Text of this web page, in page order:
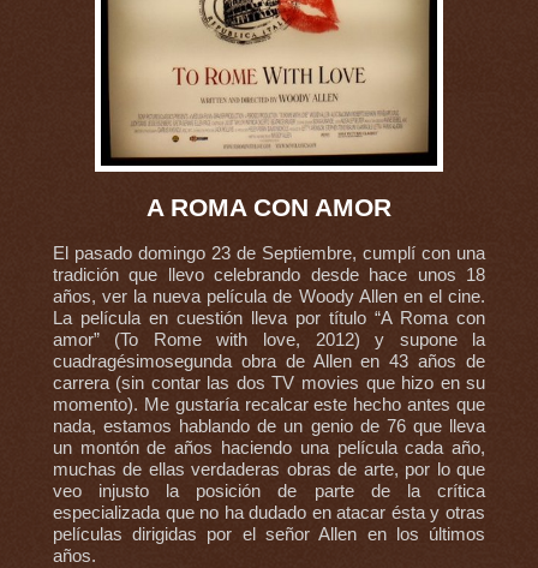
A ROMA CON AMOR
El pasado domingo 23 de Septiembre, cumplí con una
tradición que llevo celebrando desde hace unos 18
años, ver la nueva película de Woody Allen en el cine.
La película en cuestión lleva por título “A Roma con
amor” (To Rome with love, 2012) y supone la
cuadragésimosegunda obra de Allen en 43 años de
carrera (sin contar las dos TV movies que hizo en su
momento). Me gustaría recalcar este hecho antes que
nada, estamos hablando de un genio de 76 que lleva
un montón de años haciendo una película cada año,
muchas de ellas verdaderas obras de arte, por lo que
veo injusto la posición de parte de la crítica
especializada que no ha dudado en atacar ésta y otras
películas dirigidas por el señor Allen en los últimos
años.